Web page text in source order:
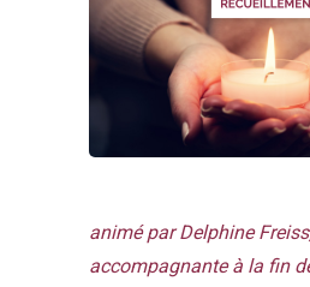
animé par Delphine
accompagnante à la fin